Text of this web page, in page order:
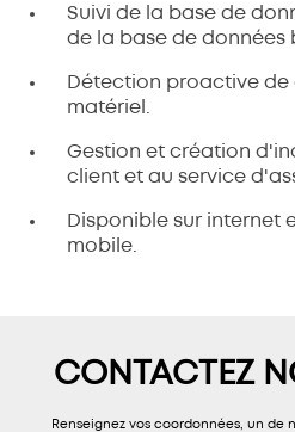
Suivi de la base de
de la base de données
Détection proactive de
matériel.
Gestion et création
client et au service
Disponible sur internet
mobile.
CONTACTEZ
Renseignez vos coordonnées, un de